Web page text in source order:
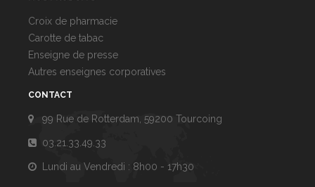
Croix de pharmacie
Carotte de tabac
Enseigne de presse
Autres enseignes corporatives
CONTACT
99 Rue de Rotterdam, 59200 Tourcoing
03.21.33.49.33
Lundi au Vendredi : 8h00 - 17h30